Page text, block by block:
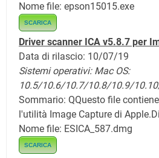
Nome file: epson15015.exe
SCARICA
Driver scanner ICA v5.8.7 per
Data di rilascio: 10/07/19
Sistemi operativi: Mac OS:
10.5/10.6/10.7/10.8/10.9/
Sommario: QQuesto file
l'utilità Image Capture di Apple.
Nome file: ESICA_587.dmg
SCARICA